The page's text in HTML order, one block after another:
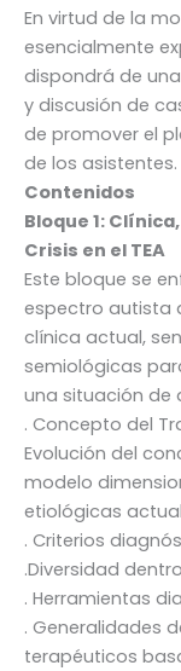
En virtud de la
esencialmente
dispondrá de
y discusión de
de promover el
de los asistentes.
Contenidos
Bloque 1:
Crisis en el TEA
Este bloque se
espectro autista
clínica actual,
semiológicas
una situación de
. Concepto del
Evolución del
modelo
etiológicas
. Criterios
.Diversidad
. Herramientas
. Generalidades
terapéuticos